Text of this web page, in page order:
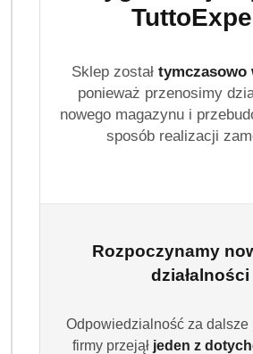
Sklep został tymczasowo
ponieważ przenosimy
nowego magazynu i
sposób realizacji
Rozpoczynamy
działalności
Odpowiedzialność za dalsze
firmy przejął jeden z